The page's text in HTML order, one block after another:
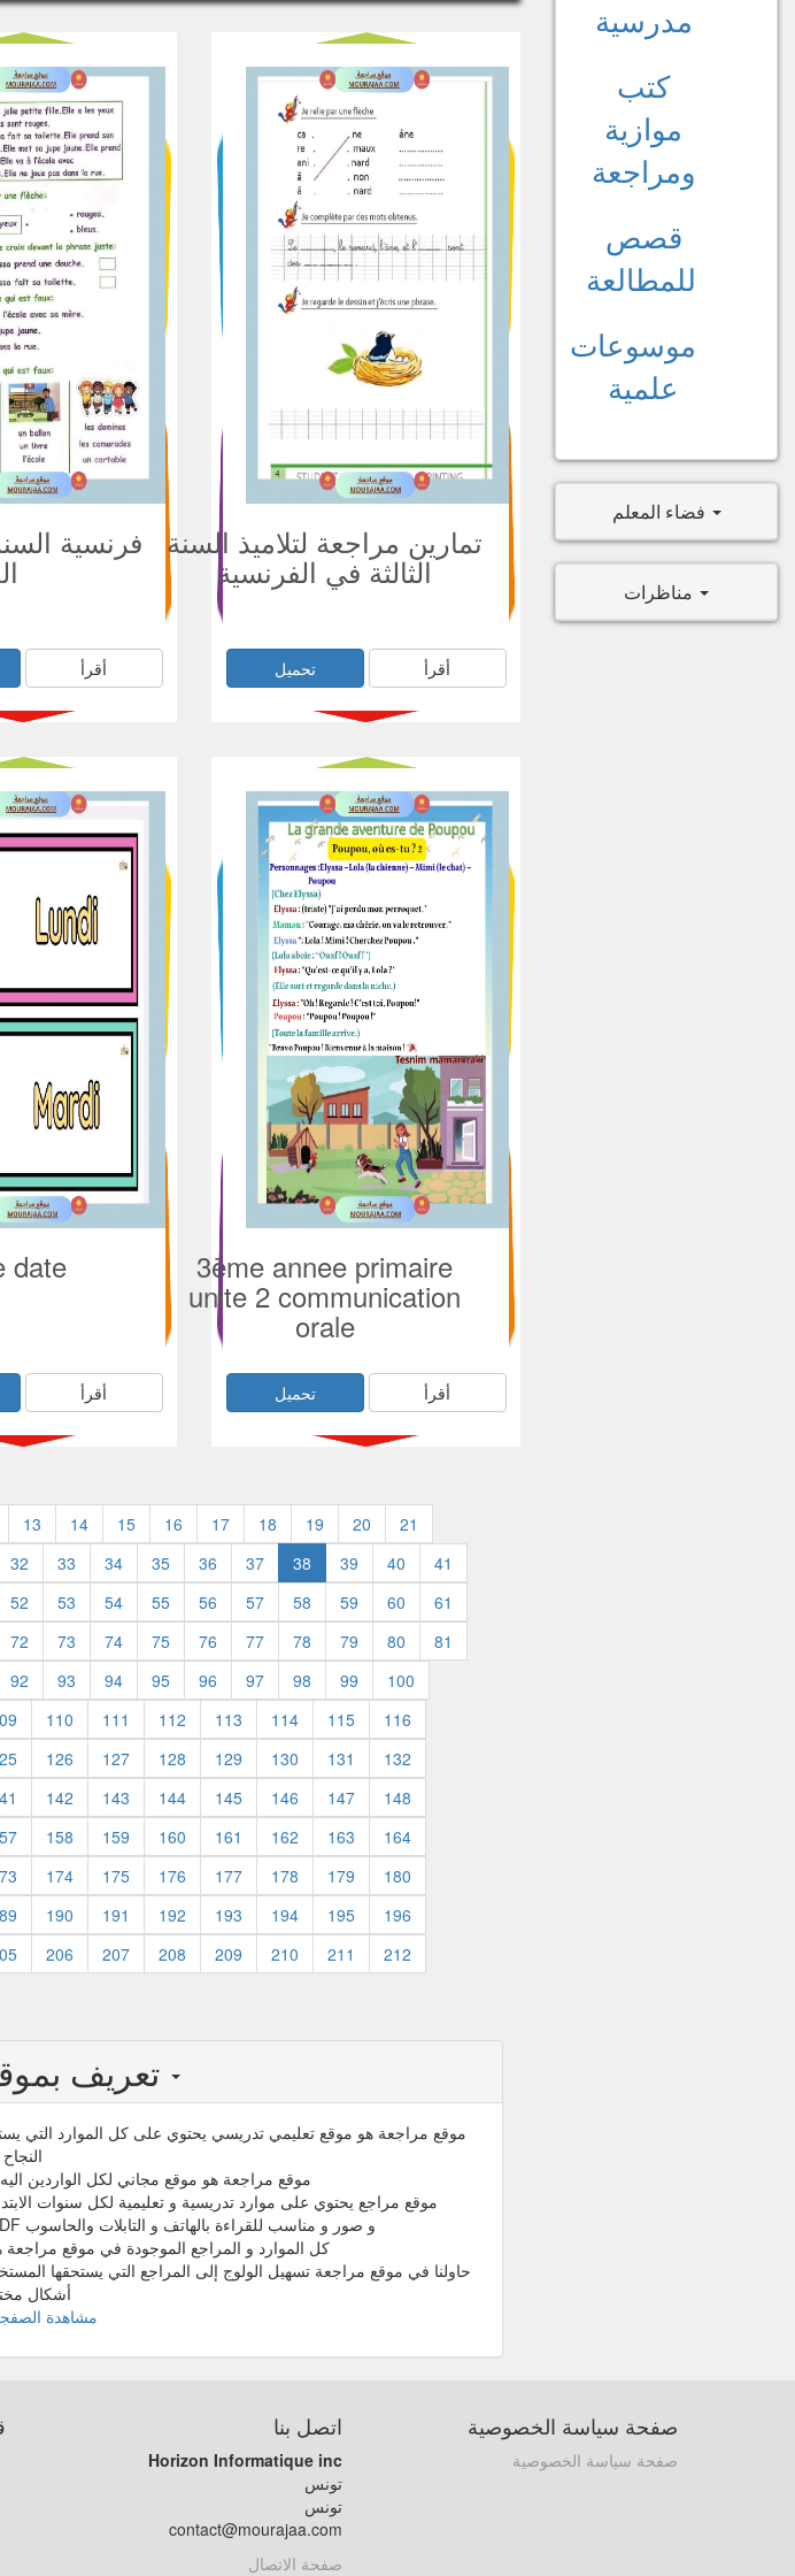
فرنسية
أقرأ
تمارين مراجعة لتلاميذ السنة
الثالثة في الفرنسية
أقرأ تحميل
date
أقرأ
3ēme annee primaire
unite 2 communication
orale
أقرأ تحميل
13 14 15 16 17 18 19 20
21
32 33 34 35 36 37 38 39 40
41
52 53 54 55 56 57 58 59 60
61
72 73 74 75 76 77 78 79 80
81
92 93 94 95 96 97 98 99
100
110 111 112 113 114 115
116
126 127 128 129 130 131
132
142 143 144 145 146 147
148
158 159 160 161 162 163
164
174 175 176 177 178 179
180
190 191 192 193 194 195
196
206 207 208 209 210 211
212
تعريف
موقع مراجعة هو موقع تعليمي تدريسي يحتوي على كل الموارد التي
النجاح
موقع مراجعة هو موقع مجاني لكل الواردين
موقع مراجع يحتوي على موارد تدريسية و تعليمية لكل سنوات
و صور و مناسب للقراءة بالهاتف و التابلات والحاسوب PDF موقع مراجعة يحتوي كل مراجع في صيغ مختلفة
كل الموارد و المراجع الموجودة في موقع مراجعة
حاولنا في موقع مراجعة تسهيل الولوج إلى المراجع التي يستحقها
أشكال
مشاهدة
مدرسية
كتب
موازية
ومراجعة
قصص
للمطالعة
موسوعات
علمية
فضاء المعلم
مناظرات
اتصل بنا
Horizon Informatique inc
تونس
تونس
contact@mourajaa.com
صفحة الاتصال
صفحة سياسة الخصوصية
صفحة سياسة الخصوصية